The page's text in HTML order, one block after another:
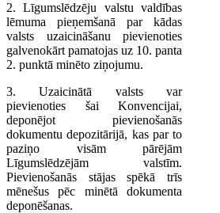
2. Līgumslēdzēju valstu valdības
lēmuma pieņemšanā par kādas
valsts uzaicināšanu pievienoties
galvenokārt pamatojas uz 10. panta
2. punktā minēto ziņojumu.
3. Uzaicinātā valsts var
pievienoties šai Konvencijai,
deponējot pievienošanās
dokumentu depozitārijā, kas par to
paziņo visām pārējām
Līgumslēdzējām valstīm.
Pievienošanās stājas spēkā trīs
mēnešus pēc minētā dokumenta
deponēšanas.